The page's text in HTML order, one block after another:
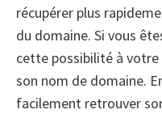
récupérer plus
du domaine. Si vous
cette possibilité à
son nom de domaine.
facilement retrouver